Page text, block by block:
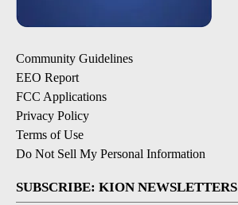
Community Guidelines
EEO Report
FCC Applications
Privacy Policy
Terms of Use
Do Not Sell My Personal Information
SUBSCRIBE: KION NEWSLETTERS